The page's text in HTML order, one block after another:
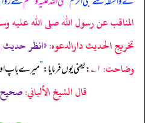
المناقب عن رسول الله صلى الله عليه
تخریج الحدیث دارالدعوہ:«انظر حدیث رقم 2830
وضاحت: ۱؎ : یعنی یوں فرمایا:”میرے باپ
قال الشيخ الألباني:صحيح